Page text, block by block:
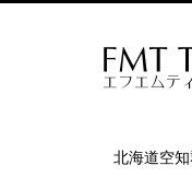
北海道空